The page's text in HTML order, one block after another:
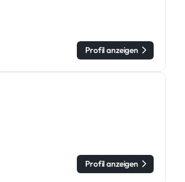
Profil anzeigen
Profil anzeigen